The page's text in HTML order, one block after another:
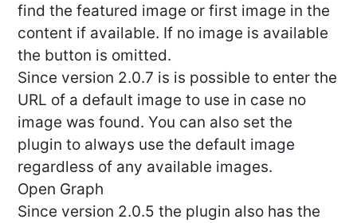
find the featured image or first image in the
content if available. If no image is available
the button is omitted.
Since version 2.0.7 is is possible to enter the
URL of a default image to use in case no
image was found. You can also set the
plugin to always use the default image
regardless of any available images.
Open Graph
Since version 2.0.5 the plugin also has the